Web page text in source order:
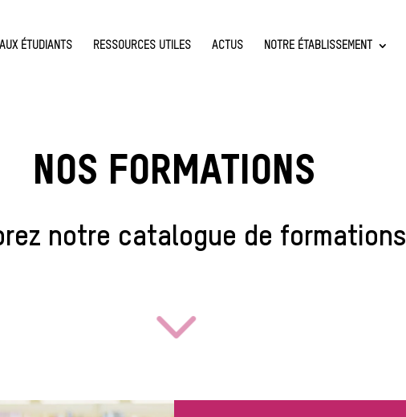
ÉTUDIANTS RESSOURCES UTILES ACTUS NOTRE ÉTABLISSEMENT
NOS FORMATIONS
notre catalogue de formations
3